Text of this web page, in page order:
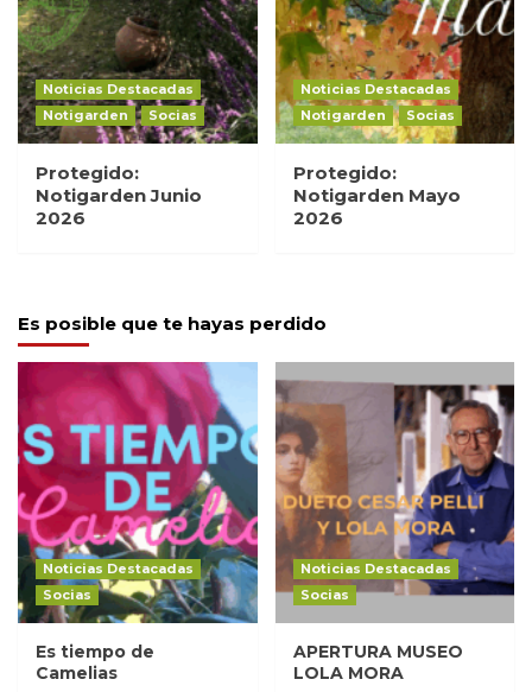
Noticias Destacadas
Notigarden
Socias
Protegido:
Notigarden Junio
2026
Noticias Destacadas
Notigarden
Socias
Protegido:
Notigarden Mayo
2026
Es posible que te hayas perdido
Noticias Destacadas
Socias
Es tiempo de
Camelias
Noticias Destacadas
Socias
APERTURA MUSEO
LOLA MORA